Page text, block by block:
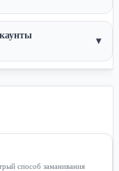
▾
способ заманивания